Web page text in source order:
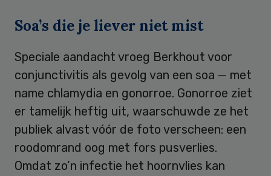
Soa’s die je liever niet mist
Speciale aandacht vroeg Berkhout voor
conjunctivitis als gevolg van een soa — met
name chlamydia en gonorroe. Gonorroe ziet
er tamelijk heftig uit, waarschuwde ze het
publiek alvast vóór de foto verscheen: een
roodomrand oog met fors pusverlies.
Omdat zo’n infectie het hoornvlies kan